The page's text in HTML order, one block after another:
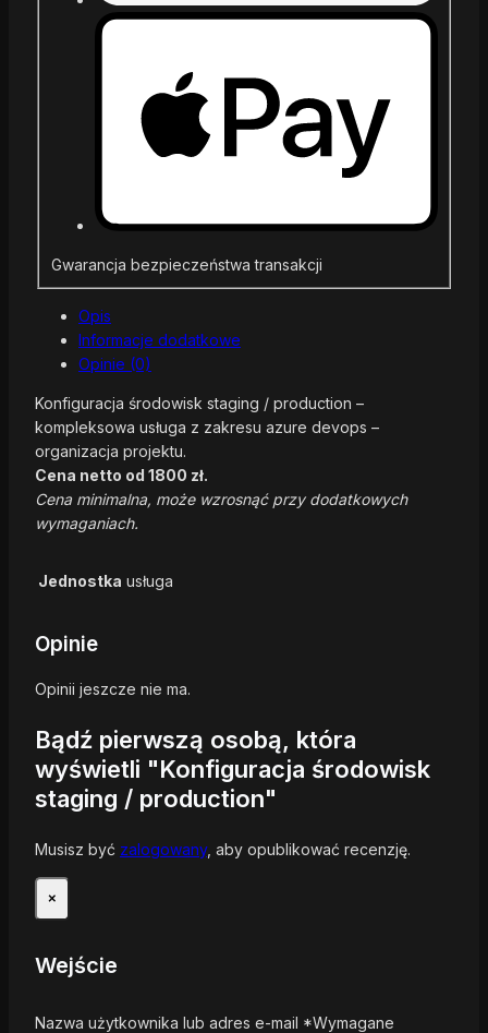
Gwarancja bezpieczeństwa transakcji
Opis
Informacje dodatkowe
Opinie (0)
Konfiguracja środowisk staging / production –
kompleksowa usługa z zakresu azure devops –
organizacja projektu.
Cena netto od 1800 zł.
Cena minimalna, może wzrosnąć przy dodatkowych
wymaganiach.
Jednostka usługa
Opinie
Opinii jeszcze nie ma.
Bądź pierwszą osobą, która
wyświetli "Konfiguracja środowisk
staging / production"
Musisz być zalogowany, aby opublikować recenzję.
×
Wejście
Nazwa użytkownika lub adres e-mail *Wymagane